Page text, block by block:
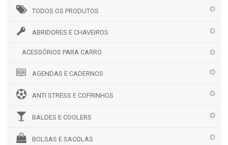
TODOS OS PRODUTOS
ABRIDORES E CHAVEIROS
ACESSÓRIOS PARA CARRO
AGENDAS E CADERNOS
ANTI STRESS E COFRINHOS
BALDES E COOLERS
BOLSAS E SACOLAS